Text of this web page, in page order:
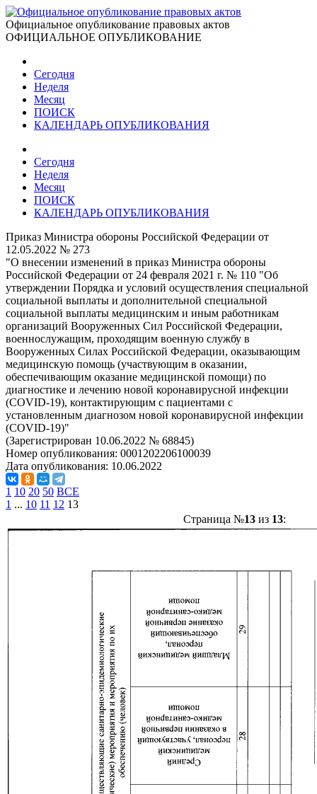
Официальное опубликование правовых актов
ОФИЦИАЛЬНОЕ ОПУБЛИКОВАНИЕ
Сегодня
Неделя
Месяц
ПОИСК
КАЛЕНДАРЬ ОПУБЛИКОВАНИЯ
Сегодня
Неделя
Месяц
ПОИСК
КАЛЕНДАРЬ ОПУБЛИКОВАНИЯ
Приказ Министра обороны Российской Федерации от
12.05.2022 № 273
"О внесении изменений в приказ Министра обороны
Российской Федерации от 24 февраля 2021 г. № 110 "Об
утверждении Порядка и условий осуществления специальной
социальной выплаты и дополнительной специальной
социальной выплаты медицинским и иным работникам
организаций Вооруженных Сил Российской Федерации,
военнослужащим, проходящим военную службу в
Вооруженных Силах Российской Федерации, оказывающим
медицинскую помощь (участвующим в оказании,
обеспечивающим оказание медицинской помощи) по
диагностике и лечению новой коронавирусной инфекции
(COVID-19), контактирующим с пациентами с
установленным диагнозом новой коронавирусной инфекции
(COVID-19)"
(Зарегистрирован 10.06.2022 № 68845)
Номер опубликования: 0001202206100039
Дата опубликования: 10.06.2022
1 10 20 50 ВСЕ
1 ... 10 11 12 13
Страница №13из 13: